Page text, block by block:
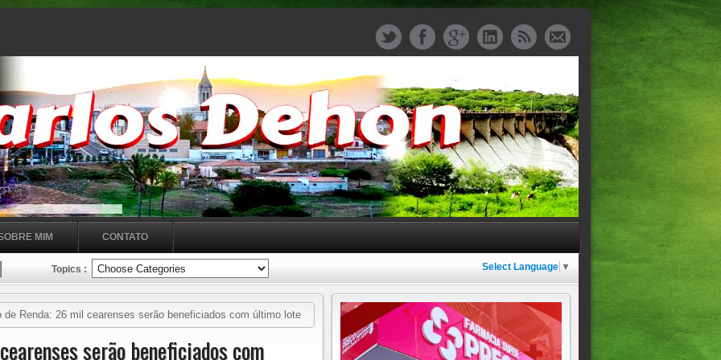
MIM CONTATO
Topics : Select Language ▼
de Renda: 26 mil cearenses serão beneficiados com último lote
serão beneficiados com